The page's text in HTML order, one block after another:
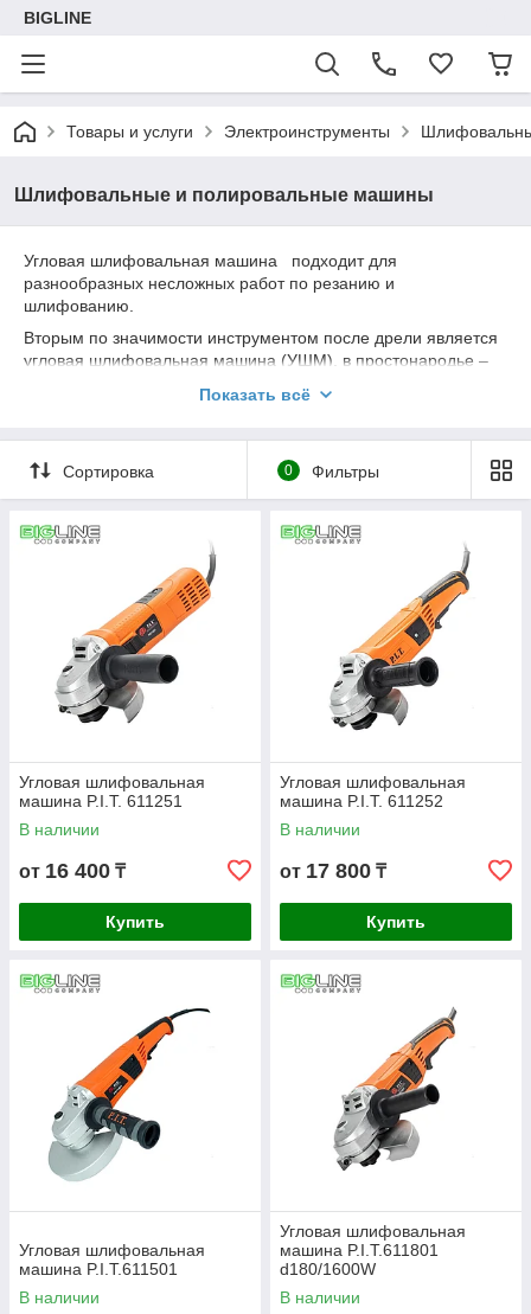
BIGLINE
Товары и услуги Электроинструменты
Шлифовальные и полировальные машины
Угловая шлифовальная машина подходит для
разнообразных несложных работ по резанию и
шлифованию.
Вторым по значимости инструментом после дрели является
угловая шлифовальная машина (УШМ), в простонародье –
необходимо разрезать. Это металл, кирпич, бетон, цемент,
только для резки, но и для шлифовки различных
поверхностей. Поэтому при выборе необходимо определить,
особенности действительно нужны, а без каких можно
Показать всё
Сортировка 0 Фильтры
Угловая шлифовальная
машина P.I.T. 611251
В наличии
от 16 400 ₸
Купить
Угловая шлифовальная
машина P.I.T. 611252
В наличии
от 17 800 ₸
Купить
Угловая шлифовальная
машина P.I.T.611501
В наличии
Угловая шлифовальная
машина P.I.T.611801
d180/1600W
В наличии